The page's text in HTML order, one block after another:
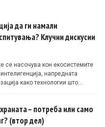
да ги намали
Клучни дискусии
се насочува кон екосистемите
напредната
како технологии што
– потреба или само
(втор дел)